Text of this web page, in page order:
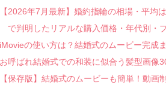
【2026年7月最新】婚約指輪の相場・平均
で判明したリアルな購入価格・年代別・
iMovieの使い方は？結婚式のムービー完成
お呼ばれ結婚式での和装に似合う髪型画像
【保存版】結婚式のムービーも簡単！動画